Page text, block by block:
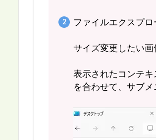
ファイルエクスプロ
サイズ変更したい画
表示されたコンテ
を合わせて、サブメ